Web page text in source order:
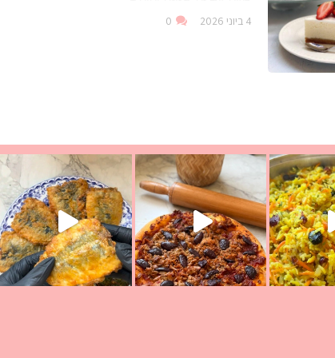
4 ביוני 2026 0
בסרטו
או בתרגום לעברית, מחותניםמתכון ראש